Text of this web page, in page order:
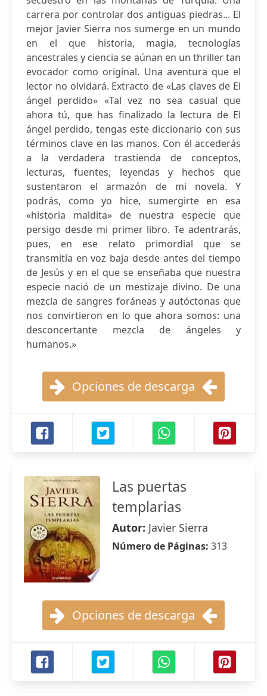
carrera por controlar dos antiguas piedras... El
mejor Javier Sierra nos sumerge en un mundo
en el que historia, magia, tecnologías
ancestrales y ciencia se aúnan en un thriller tan
evocador como original. Una aventura que el
lector no olvidará. Extracto de «Las claves de El
ángel perdido» «Tal vez no sea casual que
ahora tú, que has finalizado la lectura de El
ángel perdido, tengas este diccionario con sus
términos clave en las manos. Con él accederás
a la verdadera trastienda de conceptos,
lecturas, fuentes, leyendas y hechos que
sustentaron el armazón de mi novela. Y
podrás, como yo hice, sumergirte en esa
«historia maldita» de nuestra especie que
persigo desde mi primer libro. Te adentrarás,
pues, en ese relato primordial que se
transmitía en voz baja desde antes del tiempo
de Jesús y en el que se enseñaba que nuestra
especie nació de un mestizaje divino. De una
mezcla de sangres foráneas y autóctonas que
nos convirtieron en lo que ahora somos: una
desconcertante mezcla de ángeles y
humanos.»
Opciones de descarga
Las puertas
templarias
Autor: Javier Sierra
Número de Páginas: 313
Opciones de descarga